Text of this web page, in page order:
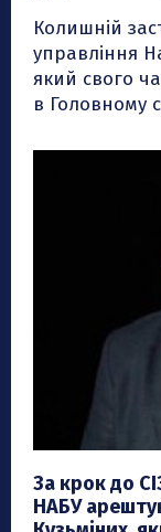
Колишній
управління
який свого
в Головному
За крок до
НАБУ